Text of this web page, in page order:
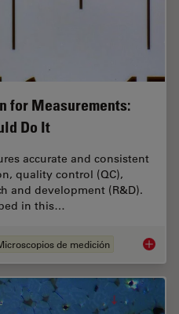
for Measurements:
Do It
accurate and consistent
quality control (QC),
and development (R&D).
in this…
de medición